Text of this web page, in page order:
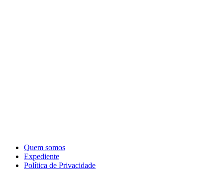
Quem somos
Expediente
Política de Privacidade